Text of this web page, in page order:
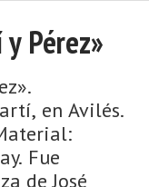
Pérez»
en Avilés.
Fue
de José